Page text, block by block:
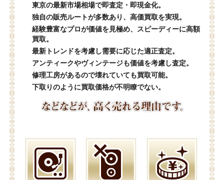
東京の最新市場相場で即査定・即現金化。
独自の販売ルートが多数あり、高価買取を実現。
経験豊富なプロが価値を見極め、スピーディーに高額
買取。
最新トレンドを考慮し需要に応じた適正査定。
アンティークやヴィンテージも価値を考慮し査定。
修理工房があるので壊れていても買取可能。
下取りのように買取価格が不明瞭でない。